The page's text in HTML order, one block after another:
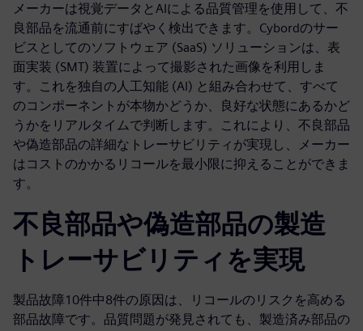
メーカーは視覚データとAIによる品質管理を使用して、不
良部品を流通前にすばやく検出できます。Cybordのサー
ビスとしてのソフトウェア (SaaS) ソリューションは、表
面実装 (SMT) 装置によって撮影された画像を利用しま
す。これを独自の人工知能 (AI) と組み合わせて、すべて
のコンポーネントが本物かどうか、良好な状態にあるかど
うかをリアルタイムで判断します。これにより、不良部品
や偽造部品の詳細なトレーサビリティが実現し、メーカー
はコストのかかるリコールを最小限に抑えることができま
す。
不良部品や偽造部品の製造
トレーサビリティを実現
製品故障10件中8件の原因は、リコールのリスクを高める
部品故障です。品質問題が発見されても、製造済み部品の